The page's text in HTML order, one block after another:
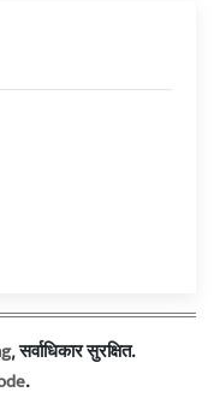
, सर्वाधिकार सुरक्षित.
.